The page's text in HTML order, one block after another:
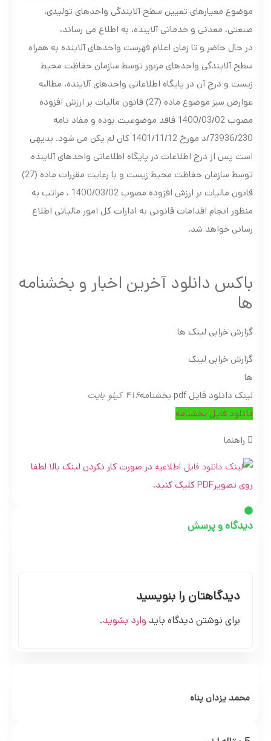
موضوع معیارهای تعیین سطح آلایندگی واحدهای تولیدی،
صنعتی، معدنی و خدماتی آلاینده، به اطلاع می رساند،
در حال حاضر و تا زمان اعلام فهرست واحدهای آلاینده به همراه
سطح آلایندگی واحدهای مزبور توسط سازمان حفاظت محیط
زیست و درج آن در پایگاه اطلاعاتی واحدهای آلاینده، مطالبه
عوارض سبز موضوع ماده (27) قانون مالیات بر ارزش افزوده
مصوب 1400/03/02 فاقد موضوعیت بوده و مفاد نامه
73936/230/د مورخ 1401/11/12 کان لم یکن می شود. بدیهی
است پس از درج اطلاعات در پایگاه اطلاعاتی واحدهای آلاینده
توسط سازمان حفاظت محیط زیست و با رعایت مقررات ماده (27)
قانون مالیات بر ارزش افزوده مصوب 1400/03/02 ، مراتب به
منظور انجام اقدامات قانونی به ادارات کل امور مالیاتی اطلاع
رسانی خواهد شد.
باکس دانلود آخرین اخبار و بخشنامه
ها
گزارش خرابی لینک ها
گزارش خرابی لینک
ها
لینک دانلود فایل pdf بخشنامه
416 کیلو بایت
دانلود فایل بخشنامه
راهنما
در صورت کار نکردن لینک بالا لطفا
روی تصویرPDF کلیک کنید.
دیدگاه و پرسش
دیدگاهتان را بنویسید
برای نوشتن دیدگاه باید وارد بشوید.
محمد یزدان پناه